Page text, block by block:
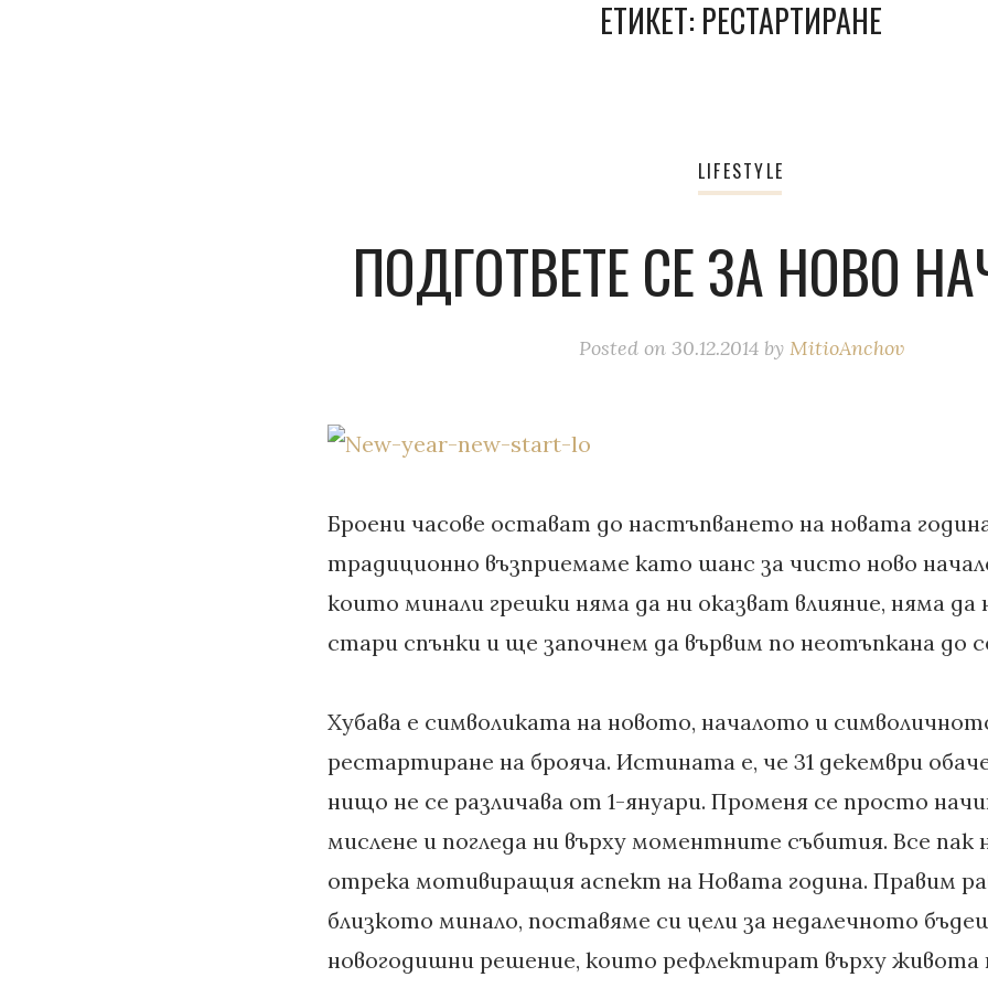
ЕТИКЕТ: РЕСТАРТИРАНЕ
LIFESTYLE
ПОДГОТВЕТЕ СЕ ЗА НОВО
Posted on 30.12.2014 by MitioAnchov
Броени часове остават до настъпването на новата
традиционно възприемаме като шанс за чисто ново
които минали грешки няма да ни оказват влияние, няма да
стари спънки и ще започнем да вървим по неотъпкана до
Хубава е символиката на новото, началото и
рестартиране на брояча. Истината е, че 31 декември
нищо не се различава от 1-януари. Променя се просто
мислене и погледа ни върху моментните събития. Все пак
отрека мотивиращия аспект на Новата година. Правим
близкото минало, поставяме си цели за недалечното
новогодишни решение, които рефлектират върху живота